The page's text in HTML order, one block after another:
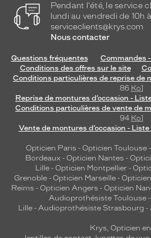
Pendant l'été, le service
lundi au vendredi de 10h
serviceclients@krys.com
Nous contacter
Questions fréquentes
Commandes
Conditions des offres sur le site
Conditions particulières de reprise de
86 Ko]
Reprise de montures d’occasion -
Conditions particulières de vente de
94 Ko]
Vente de montures d’occasion -
Opticien Paris - Opticien Toulouse-
Bordeaux- Opticien Nantes -
Lille - Opticien Montpellier -
Grenoble - Opticien Marseille -
Reims - Opticien Angers - Opticien
Audioprothésiste Toulouse-
Lille- Audioprothésiste Strasbourg -
Krys, Opticien